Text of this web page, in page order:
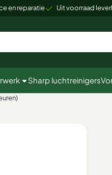
toe.
en reparatie Uit voorraad
Sharp luchtreinigers